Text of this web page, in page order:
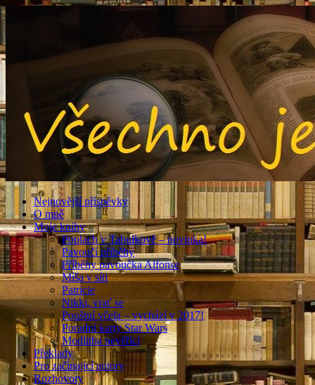
Nejnovější příspěvky
O mně
Moje knihy
Poplach v Tabulkově – novinka!
Pavoučí příběhy
Příběhy pavoučka Alfonse
Míša v síti
Patricie
Nikki, vrať se
Pouštní včela – vychází v 2017!
Poradní karty Star Wars
Modlitba nevěřící
Překlady
Pro začínající autory
Rozhovory